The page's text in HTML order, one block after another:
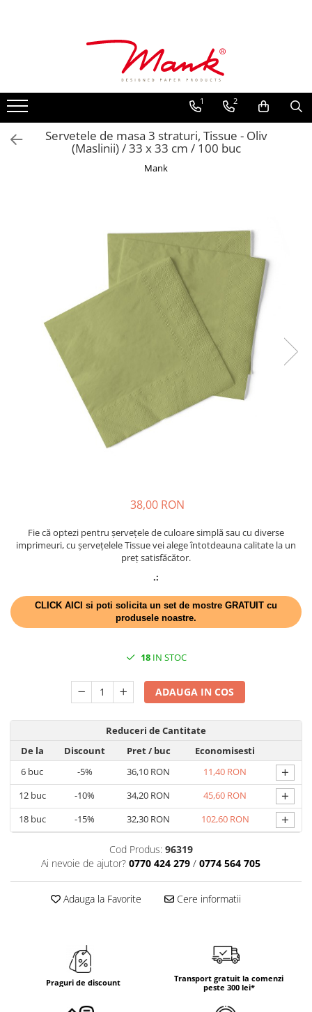
Toate Produsele
UNI
IMPRIMEU
SERVETELE FESTIVE
AURIU, ARGINTIU & BRONZ
UNICE, Gama SPANLIN
TEMATICA MARINA - PESCARESTI
VINTAGE
RUSTICE - VANATORESTI
VALENTINE'S DAY /DRAGOBETE
TEMATICA CULINARA
DELUXE LIGHT
DELUXE, 4 straturi
UNICE, Gama SPANLIN
PORT-TACAMURI
AURIU, ARGINTIU & BRONZ
Cu IMPRIMEU
FETE DE MASA
CAPACE, COASTERE & BAVETE
FUSTE MASA BUFET
LUMANARI
VESELA PREMIUM UNICA
SETURI DE MASA
CUMPARA LA BAX - 1+1 Gratis
DECORURI DE MASA TEMATICE
DECOR VERDE
DECOR LILA & MOV
DECOR ALBASTRU
1 2
Servetele de masa 3 straturi, Tissue - Oliv
(Maslinii) / 33 x 33 cm / 100 buc
Mank
38,00 RON
Fie că optezi pentru șervețele de culoare simplă sau cu diverse
imprimeuri, cu șervețelele Tissue vei alege întotdeauna calitate la un
preț satisfăcător.
.:
CLICK AICI si poti solicita un set de mostre GRATUIT cu
produsele noastre.
18IN STOC
ADAUGA IN COS
Reduceri de Cantitate
De la
Discount Pret/ buc
Economisesti
6 buc -5% 36,10 RON 11,40 RON +
12buc -10% 34,20 RON 45,60 RON +
18buc -15% 32,30 RON 102,60 RON +
Cod Produs: 96319
Ai nevoie de ajutor? 0770 424 279 / 0774 564 705
Adauga la Favorite Cere informatii
Praguri de discount
Transport gratuit la comenzi
peste 300 lei*